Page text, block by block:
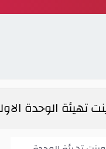
تهيئة الوحدة الاولى